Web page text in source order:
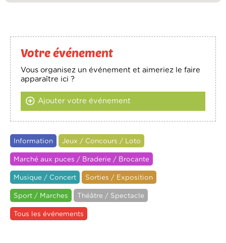
Votre événement
Vous organisez un événement et aimeriez le faire
apparaître ici ?
Ajouter votre événement
Information Jeux / Concours / Loto
Marché aux puces / Braderie / Brocante
Musique / Concert Sorties / Exposition
Sport / Marches Théâtre / Spectacle
Tous les événements